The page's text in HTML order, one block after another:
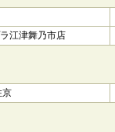
江津舞乃市店
京